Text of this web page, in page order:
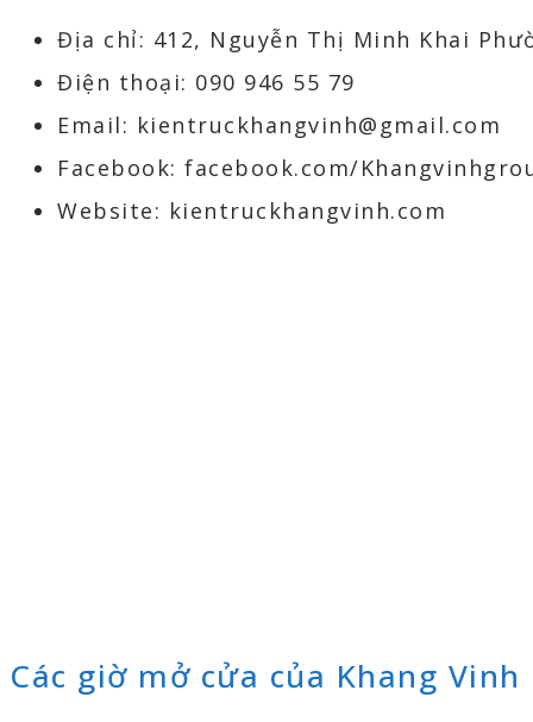
Địa chỉ: 412, Nguyễn Thị Minh Khai
Điện thoại: 090 946 55 79
Email: kientruckhangvinh@gmail.com
Facebook: facebook.com/
Website: kientruckhangvinh.com
Các giờ mở cửa của Khang Vinh